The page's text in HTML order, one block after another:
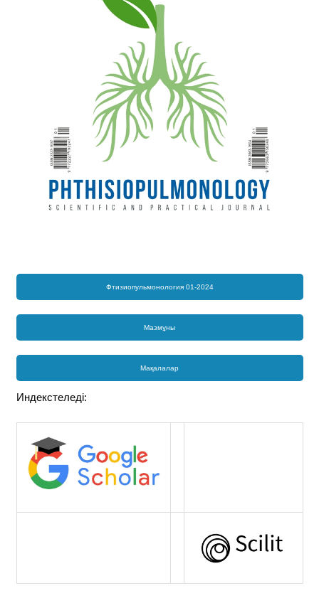
Фтизиопульмонология 01-2024
Мазмұны
Мақалалар
Индекстеледі: